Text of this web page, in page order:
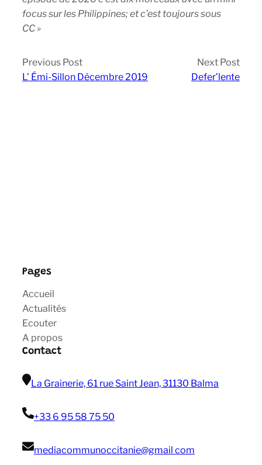
focus sur les Philippines; et c’est toujours sous
CC »
Previous Post
L’ Émi-Sillon Décembre 2019
Next Post
Defer’lente
Pages
Accueil
Actualités
Ecouter
A propos
Contact
La Grainerie, 61 rue Saint Jean, 31130 Balma
+33 6 95 58 75 50
mediacommunoccitanie@gmail com